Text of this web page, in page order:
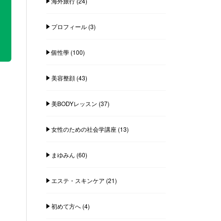
プロフィール(3)
個性學(100)
美容整顔(43)
美BODYレッスン (37)
女性のための社会学講座(13)
まゆみん (60)
エステ・スキンケア (21)
初めて方へ(4)